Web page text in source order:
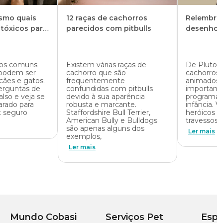
e com grande necessidade de estímulo físico e mental.
de atividades diárias, que ajudam a prevenir o estresse, o
ambiental e até treinos de obediência são ótimas formas
o vínculo entre o cão e o tutor, além de prevenir problemas
evite exercícios em horários muito quentes, principalmente em
ao ar livre no início da manhã ou no fim da tarde.
a idade, região e histórico de saúde do cão. Sempre
Acesse nosso guia completo com tudo o que você
quais
para
comuns
ser
e gatos.
de
e veja se
para
seguro
12 raças de cachorros
parecidos com pitbulls
Existem várias raças de
cachorro que são
frequentemente
confundidas com pitbulls
devido à sua aparência
robusta e marcante.
Staffordshire Bull Terrier,
American Bully e Bulldogs
são apenas alguns dos
exemplos,
Ler mais
De
infância.
heróicos
Ler mais
Mundo Cobasi Serviços Pet